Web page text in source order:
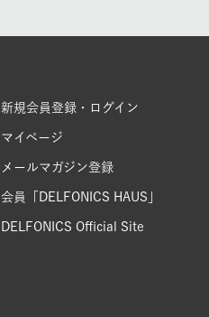
新規会員登録・ログイン
マイページ
メールマガジン登録
会員「DELFONICS HAUS」
DELFONICS Official Site